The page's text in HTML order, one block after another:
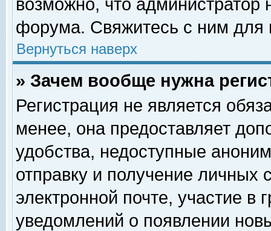
возможно, что
форума. Свяжитесь с ним для
Вернуться наверх
» Зачем вообще нужна
Регистрация не является
менее, она предоставляет
удобства, недоступные
отправку и получение личных
электронной почте, участие в
уведомлений о появлении